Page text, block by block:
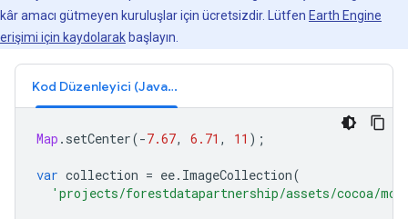
kâr amacı gütmeyen kuruluşlar için ücretsizdir. Lütfen Earth Engine
erişimi için kaydolarak başlayın.
Kod Düzenleyici (JavaScript)
Map . setCenter(-7.67, 6.71 , 11 );
var collection = ee. ImageCollection(
'projects/forestdatapartnership/assets/cocoa/